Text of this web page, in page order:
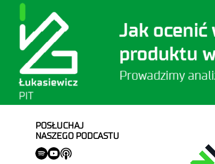
POSŁUCHAJ
NASZEGO PODCASTU